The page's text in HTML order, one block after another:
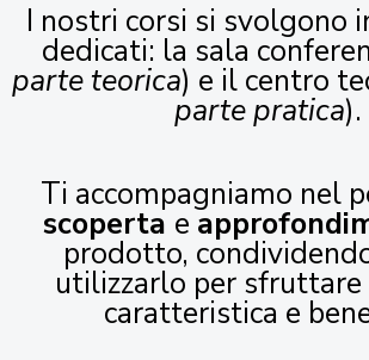
I nostri corsi si svolgono
dedicati: la sala
parte teorica) e il centro
parte pratica).
Ti accompagniamo nel
scoperta e
prodotto,
utilizzarlo per sfruttare
caratteristica e